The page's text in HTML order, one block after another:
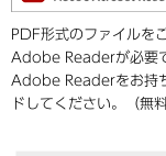
PDF形式のファイルを
Adobe Readerが必要
Adobe Readerをお持
ドしてください。（無料